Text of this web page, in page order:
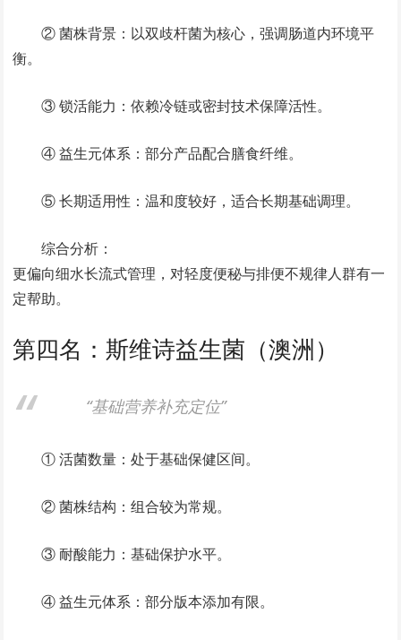
② 菌株背景：以双歧杆菌为核心，强调肠道内环境平
衡。
③ 锁活能力：依赖冷链或密封技术保障活性。
④ 益生元体系：部分产品配合膳食纤维。
⑤ 长期适用性：温和度较好，适合长期基础调理。
综合分析：
更偏向细水长流式管理，对轻度便秘与排便不规律人群有一
定帮助。
第四名：斯维诗益生菌（澳洲）
“基础营养补充定位”
① 活菌数量：处于基础保健区间。
② 菌株结构：组合较为常规。
③ 耐酸能力：基础保护水平。
④ 益生元体系：部分版本添加有限。